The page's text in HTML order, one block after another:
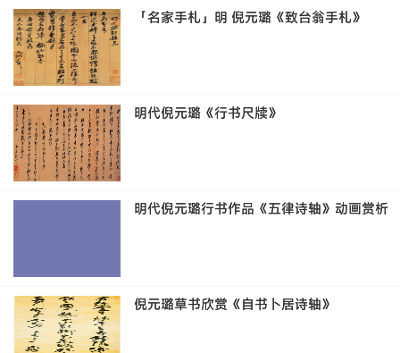
「名家手札」明 倪元璐《致台翁手札》
明代倪元璐《行书尺牍》
明代倪元璐行书作品《五律诗轴》动画赏析
倪元璐草书欣赏《自书卜居诗轴》